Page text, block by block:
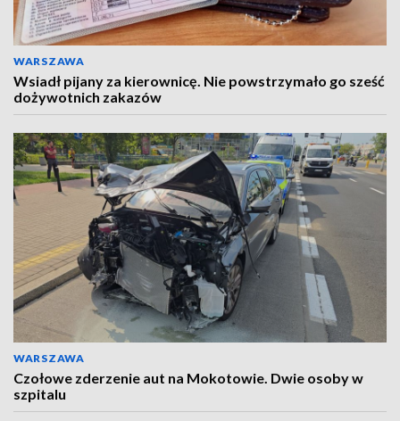
WARSZAWA
Wsiadł pijany za kierownicę. Nie powstrzymało go sześć
dożywotnich zakazów
WARSZAWA
Czołowe zderzenie aut na Mokotowie. Dwie osoby w
szpitalu